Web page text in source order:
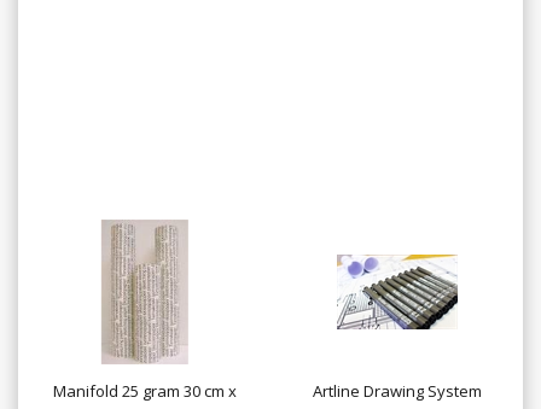
Manifold 25 gram 30 cm x
Artline Drawing System